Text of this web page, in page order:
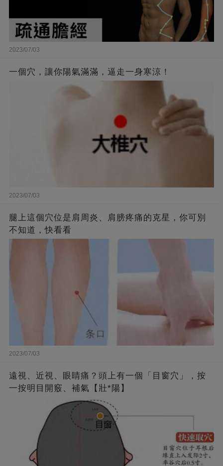
2023/07/03
一個穴，讓你陽氣滿滿，逼走一身寒涼！
2023/07/03
腿上這個穴位是肩周炎、肩膀疼痛的克星，你可別
不知道，快看看
2023/07/03
遠視、近視、眼睛痛？頭上有一個「目窗穴」，按
一按明目開竅、補氣【壯*陽】